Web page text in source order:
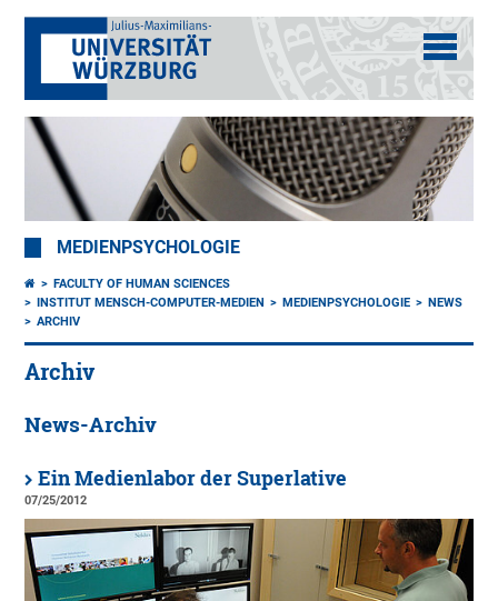
MEDIENPSYCHOLOGIE
FACULTY OF HUMAN SCIENCES
INSTITUT MENSCH-COMPUTER-MEDIEN
MEDIENPSYCHOLOGIE
NEWS
ARCHIV
Archiv
News-Archiv
Ein Medienlabor der Superlative
07/25/2012